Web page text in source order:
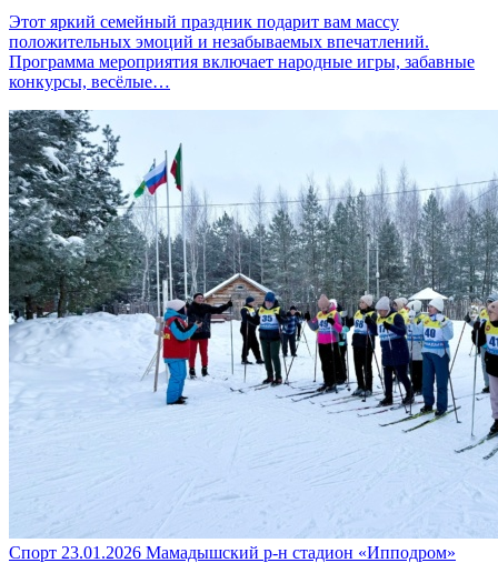
Этот яркий семейный праздник подарит вам массу
положительных эмоций и незабываемых впечатлений.
Программа мероприятия включает народные игры, забавные
конкурсы, весёлые…
Спорт 23.01.2026 Мамадышский р-н стадион «Ипподром»